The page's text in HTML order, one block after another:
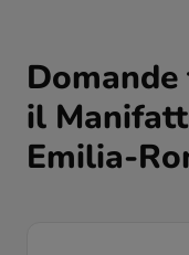
il
Emilia-